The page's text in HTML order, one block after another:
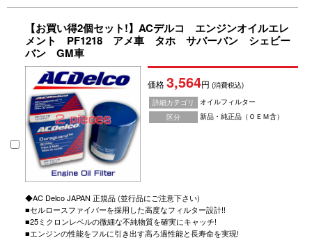
【お買い得2個セット!】ACデルコ エンジンオイルエレ
メント PF1218 アメ車 タホ サバーバン シェビー
バン GM車
価格3,564円(消費税込)
詳細カテゴリ
オイルフィルター
区分
新品・純正品（ＯＥＭ含）
◆AC Delco JAPAN 正規品 (並行品にご注意下さい)
■セルロースファイバーを採用した高度なフィルター設計!!
■25ミクロンレベルの微細な不純物質を確実にキャッチ!
■エンジンの性能をフルに引き出す高ろ過性能と長寿命を実現!